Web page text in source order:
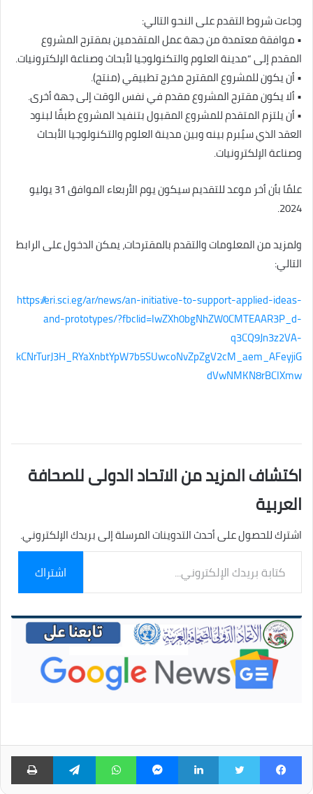
وجاءت شروط التقدم على النحو التالي:
• موافقة معتمدة من جهة عمل المتقدمين بمقترح المشروع
المقدم إلى “مدينة العلوم والتكنولوجيا لأبحاث وصناعة الإلكترونيات.
• أن يكون للمشروع المقترح مخرج تطبيقي (منتج).
• ألا يكون مقترح المشروع مقدم في نفس الوقت إلى جهة أخرى.
• أن يلتزم المتقدم للمشروع المقبول بتنفيذ المشروع طبقًا لبنود
العقد الذي سيُبرم بينه وبين مدينة العلوم والتكنولوجيا الأبحاث
وصناعة الإلكترونيات.
علمًا بأن أخر موعد للتقديم سيكون يوم الأربعاء الموافق 31 يوليو
2024.
ولمزيد من المعلومات والتقدم بالمقترحات، يمكن الدخول على الرابط
التالي:
https://eri.sci.eg/ar/news/an-initiative-to-support-applied-ideas-
and-prototypes/?fbclid=IwZXh0bgNhZW0CMTEAAR3P_d-
q3CQ9Jn3z2VA-
kCNrTurJ3H_RYaXnbtYpW7b5SUwcoNvZpZgV2cM_aem_AFeyjiG
dVwNMKN8rBCIXmw
اكتشاف المزيد من الاتحاد الدولى للصحافة
العربية
اشترك للحصول على أحدث التدوينات المرسلة إلى بريدك الإلكتروني.
بريدك
الإلكتروني...
اشتراك
فيسبوك لينكدإن ماسنجر واتساب تيلقرام